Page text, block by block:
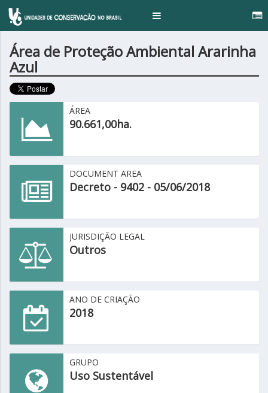
Toggle
Área de Proteção Ambiental Ararinha
Azul
ÁREA
90.661,00ha.
DOCUMENT AREA
Decreto - 9402 - 05/06/2018
JURISDIÇÃO LEGAL
Outros
ANO DE CRIAÇÃO
2018
GRUPO
Uso Sustentável